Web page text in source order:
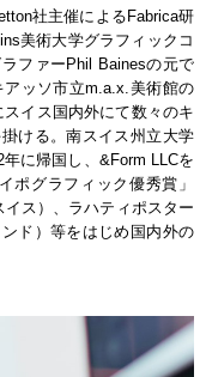
社主催によるFabrica研
美術大学グラフィックコ
ファーPhil Bainesの元で
ッソ市立m.a.x.美術館の
イス国内外にて数々のキ
ける。南スイス州立大学
に帰国し、&Form LLCを
ポグラフィック優秀賞」
イス）、ラハティポスター
ド）等をはじめ国内外の